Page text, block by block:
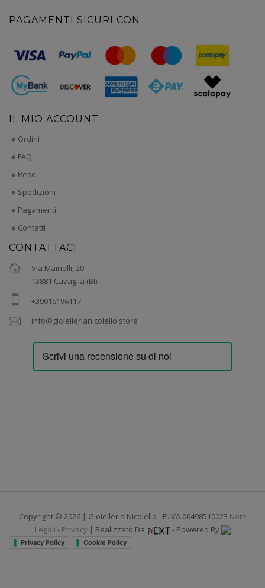
PAGAMENTI SICURI CON
IL MIO ACCOUNT
Ordini
FAQ
Reso
Spedizioni
Pagamenti
Contatti
CONTATTACI
Via Mainelli, 20
13881 Cavaglià (BI)
+39016196117
info@gioiellerianicolello.store
Copyright © 2026 | Gioielleria Nicolello - P.IVA 00498510023 Note
Legali - Privacy | Realizzato Da - Powered By
Privacy Policy Cookie Policy